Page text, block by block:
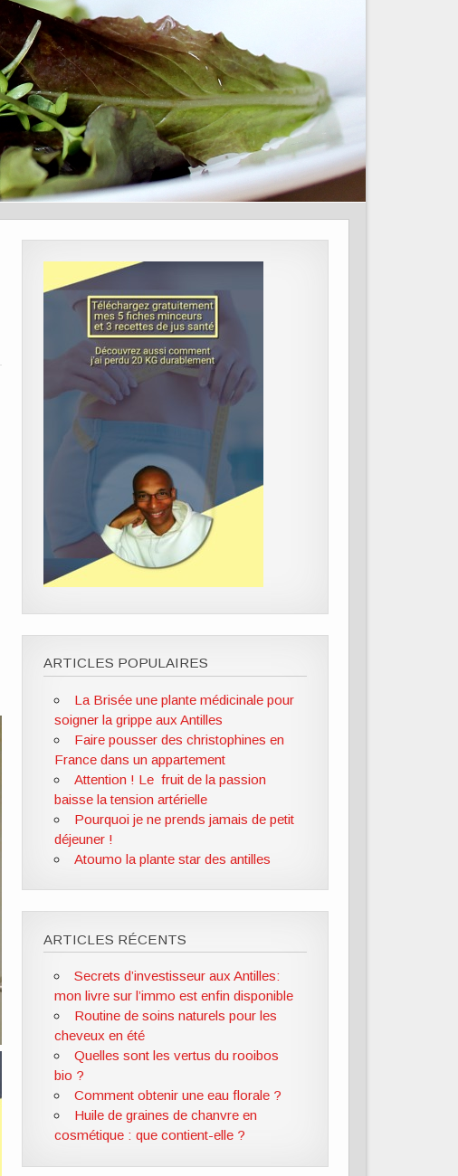
ARTICLES POPULAIRES
La Brisée une plante médicinale pour
soigner la grippe aux Antilles
Faire pousser des christophines en
France dans un appartement
Attention ! Le fruit de la passion
baisse la tension artérielle
Pourquoi je ne prends jamais de petit
déjeuner !
Atoumo la plante star des antilles
ARTICLES RÉCENTS
Secrets d’investisseur aux Antilles:
mon livre sur l’immo est enfin disponible
Routine de soins naturels pour les
cheveux en été
Quelles sont les vertus du rooibos
bio ?
Comment obtenir une eau florale ?
Huile de graines de chanvre en
cosmétique : que contient-elle ?